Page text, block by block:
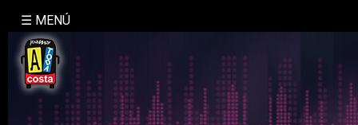
INICIO
NOSOTROS
☰ MENÚ